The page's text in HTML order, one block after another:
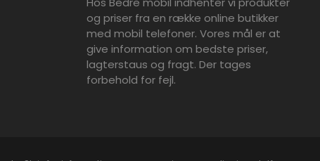
og priser fra en række online butikker
med mobil telefoner. Vores mål er at
give information om bedste priser,
lagterstaus og fragt. Der tages
forbehold for fejl.